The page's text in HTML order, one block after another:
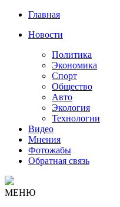
Главная
Новости
Политика
Экономика
Спорт
Общество
Авто
Экология
Технологии
Видео
Мнения
Фотожабы
Обратная связь
МЕНЮ